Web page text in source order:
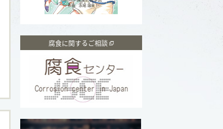
腐食に関するご相談